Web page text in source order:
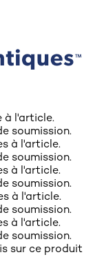
à l'article.
soumission.
à l'article.
soumission.
à l'article.
soumission.
à l'article.
soumission.
à l'article.
soumission.
sur ce produit